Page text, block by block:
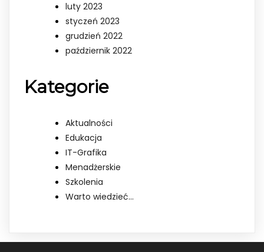
luty 2023
styczeń 2023
grudzień 2022
październik 2022
Kategorie
Aktualności
Edukacja
IT-Grafika
Menadżerskie
Szkolenia
Warto wiedzieć…